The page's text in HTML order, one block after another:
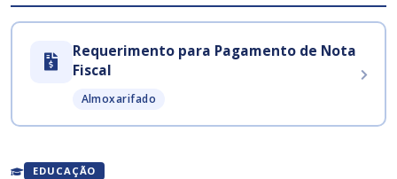
Requerimento para Pagamento de Nota
Fiscal
Almoxarifado
EDUCAÇÃO